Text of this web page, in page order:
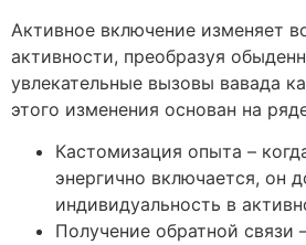
Активное включение изменяет
активности, преобразуя
увлекательные вызовы вавада
этого изменения основан на
Кастомизация опыта –
энергично включается, он
индивидуальность в
Получение обратной связи